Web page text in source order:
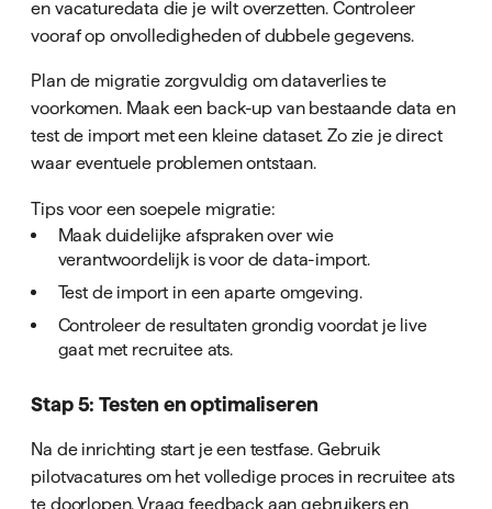
en vacaturedata die je wilt overzetten. Controleer
vooraf op onvolledigheden of dubbele gegevens.
Plan de migratie zorgvuldig om dataverlies te
voorkomen. Maak een back-up van bestaande data en
test de import met een kleine dataset. Zo zie je direct
waar eventuele problemen ontstaan.
Tips voor een soepele migratie:
Maak duidelijke afspraken over wie
verantwoordelijk is voor de data-import.
Test de import in een aparte omgeving.
Controleer de resultaten grondig voordat je live
gaat met recruitee ats.
Stap 5: Testen en optimaliseren
Na de inrichting start je een testfase. Gebruik
pilotvacatures om het volledige proces in recruitee ats
te doorlopen. Vraag feedback aan gebruikers en